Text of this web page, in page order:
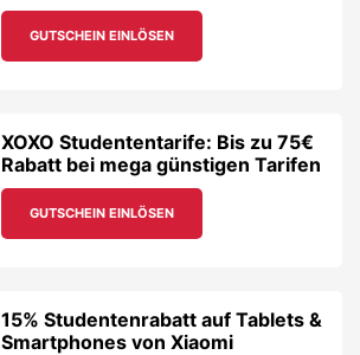
GUTSCHEIN EINLÖSEN
XOXO Studententarife: Bis zu 75€
Rabatt bei mega günstigen Tarifen
GUTSCHEIN EINLÖSEN
15% Studentenrabatt auf Tablets &
Smartphones von Xiaomi